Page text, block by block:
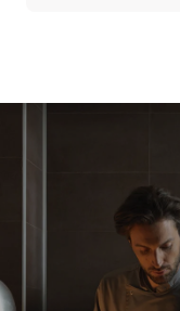
d'une utilisation
four (365 jours/
6 pleines
poulets
6 pleines
cuissons